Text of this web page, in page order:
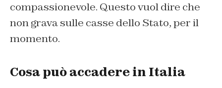
compassionevole. Questo vuol dire che
non grava sulle casse dello Stato, per il
momento.
Cosa può accadere in Italia